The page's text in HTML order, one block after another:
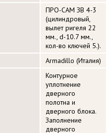
ПРО-САМ ЗВ 4-3
(цилиндровый,
вылет ригеля 22
мм., d-10.7 мм.,
кол-во ключей 5.).
Armadillo (Италия)
Контурное
уплотнение
дверного
полотна и
дверного блока.
Заполнение
дверного